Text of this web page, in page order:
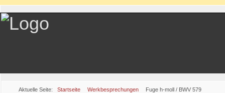
Aktuelle Seite: Startseite Werkbesprechungen Fuge h-moll / BWV 579